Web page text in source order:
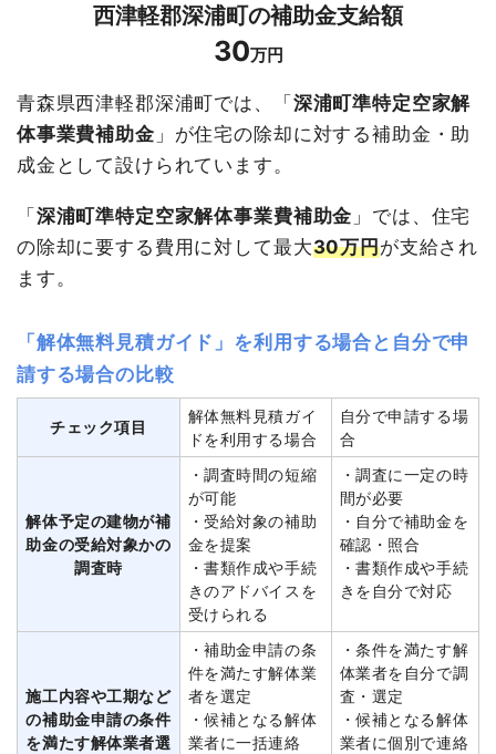
西津軽郡深浦町の補助金支給額
30万円
青森県西津軽郡深浦町では、「深浦町準特定空家解
体事業費補助金 」が住宅の除却に対する補助金・助
成金として設けられています。
「深浦町準特定空家解体事業費補助金 」では、住宅
の除却に要する費用に対して最大30万円が支給され
ます。
「解体無料見積ガイド」を利用する場合と自分で申
請する場合の比較
チェック項目
解体無料見積ガイ
ドを利用する場合
自分で申請する場
合
解体予定の建物が補
助金の受給対象かの
調査時
・調査時間の短縮
が可能
・受給対象の補助
金を提案
・書類作成や手続
きのアドバイスを
受けられる
・調査に一定の時
間が必要
・自分で補助金を
確認・照合
・書類作成や手続
きを自分で対応
施工内容や工期など
の補助金申請の条件
を満たす解体業者選
・補助金申請の条
件を満たす解体業
者を選定
・候補となる解体
業者に一括連絡
・条件を満たす解
体業者を自分で調
査・選定
・候補となる解体
業者に個別で連絡